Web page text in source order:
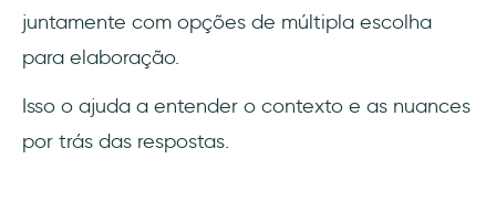
juntamente com opções de múltipla escolha
para elaboração.
Isso o ajuda a entender o contexto e as nuances
por trás das respostas.